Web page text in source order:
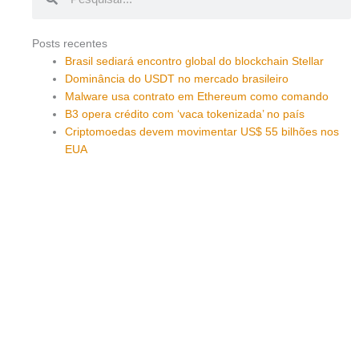
Posts recentes
Brasil sediará encontro global do blockchain Stellar
Dominância do USDT no mercado brasileiro
Malware usa contrato em Ethereum como comando
B3 opera crédito com ‘vaca tokenizada’ no país
Criptomoedas devem movimentar US$ 55 bilhões nos
EUA